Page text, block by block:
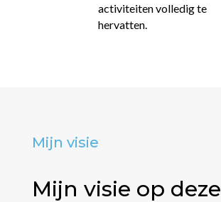
activiteiten volledig te
hervatten.
Mijn visie
Mijn visie op deze